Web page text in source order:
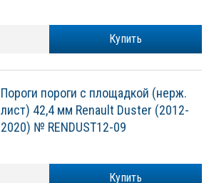
Купить
Пороги пороги с площадкой (нерж.
лист) 42,4 мм Renault Duster (2012-
2020) № RENDUST12-09
Купить